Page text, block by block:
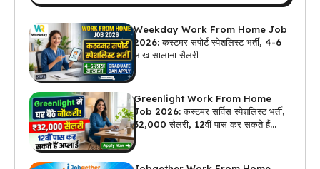
Weekday Work From Home Job
2026: कस्टमर सपोर्ट स्पेशलिस्ट भर्ती, 4-6
लाख सालाना सैलरी
Greenlight Work From Home
Job 2026: कस्टमर सर्विस स्पेशलिस्ट भर्ती,
₹32,000 सैलरी, 12वीं पास कर सकते हैं